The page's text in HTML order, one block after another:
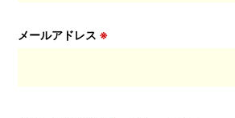
メールアドレス ※